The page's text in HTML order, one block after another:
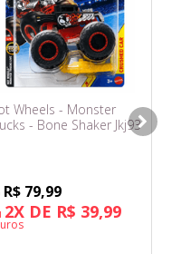
Wheels - Monster
- Bone Shaker Jkj93
R$ 79,99
2X DE R$ 39,99